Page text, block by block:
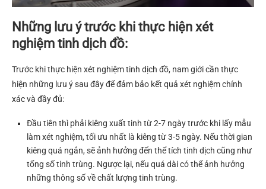
Những lưu ý trước khi thực hiện xét
nghiệm tinh dịch đồ:
Trước khi thực hiện xét nghiệm tinh dịch đồ, nam giới cần thực
hiện những lưu ý sau đây để đảm bảo kết quả xét nghiệm chính
xác và đầy đủ:
Đầu tiên thì phải kiêng xuất tinh từ 2-7 ngày trước khi lấy mẫu
làm xét nghiệm, tối ưu nhất là kiêng từ 3-5 ngày. Nếu thời gian
kiêng quá ngắn, sẽ ảnh hưởng đến thể tích tinh dịch cũng như
tổng số tinh trùng. Ngược lại, nếu quá dài có thể ảnh hưởng
những thông số về chất lượng tinh trùng.